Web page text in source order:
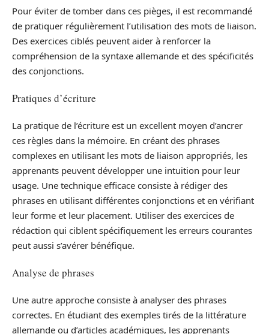
Pour éviter de tomber dans ces pièges, il est recommandé
de pratiquer régulièrement l’utilisation des mots de liaison.
Des exercices ciblés peuvent aider à renforcer la
compréhension de la syntaxe allemande et des spécificités
des conjonctions.
Pratiques d’écriture
La pratique de l’écriture est un excellent moyen d’ancrer
ces règles dans la mémoire. En créant des phrases
complexes en utilisant les mots de liaison appropriés, les
apprenants peuvent développer une intuition pour leur
usage. Une technique efficace consiste à rédiger des
phrases en utilisant différentes conjonctions et en vérifiant
leur forme et leur placement. Utiliser des exercices de
rédaction qui ciblent spécifiquement les erreurs courantes
peut aussi s’avérer bénéfique.
Analyse de phrases
Une autre approche consiste à analyser des phrases
correctes. En étudiant des exemples tirés de la littérature
allemande ou d’articles académiques, les apprenants